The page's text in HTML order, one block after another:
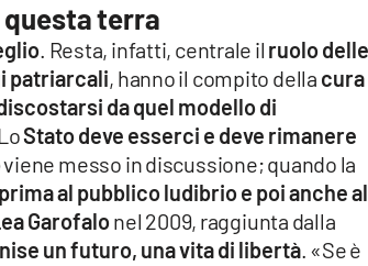
questa terra
. Resta, infatti, centrale il ruolo delle
patriarcali, hanno il compito della cura
da quel modello di
Stato deve esserci e deve rimanere
viene messo in discussione; quando la
prima al pubblico ludibrio e poi anche al
Garofalonel 2009, raggiunta dalla
un futuro, una vita di libertà. «Se è